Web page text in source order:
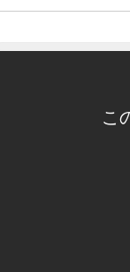
こ